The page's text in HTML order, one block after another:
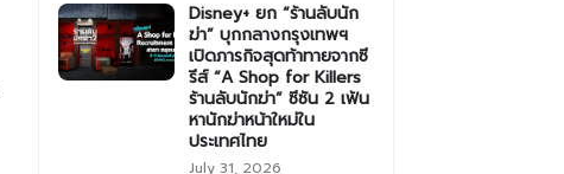
Disney+ ยก “ร้านลับนัก
ฆ่า” บุกกลางกรุงเทพฯ
เปิดภารกิจสุดท้าทายจากซี
รีส์ “A Shop for Killers
ร้านลับนักฆ่า” ซีซัน 2 เฟ้น
หานักฆ่าหน้าใหม่ใน
ประเทศไทย
July 31, 2026